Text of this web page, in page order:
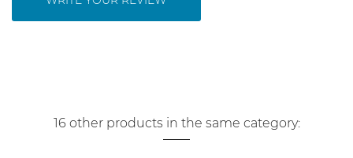
16 other products in the same category: